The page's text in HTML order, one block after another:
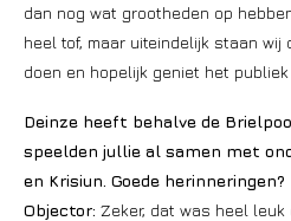
dan nog wat grootheden op
heel tof, maar uiteindelijk staan wij
doen en hopelijk geniet het publiek
Deinze heeft behalve de
speelden jullie al samen met
en Krisiun. Goede herinneringen?
Objector: Zeker, dat was heel